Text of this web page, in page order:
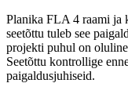
Planika FLA 4 raami ja
seetõttu tuleb see
projekti puhul on
Seetõttu kontrollige
paigaldusjuhiseid.